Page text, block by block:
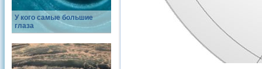
У кого самые большие
глаза